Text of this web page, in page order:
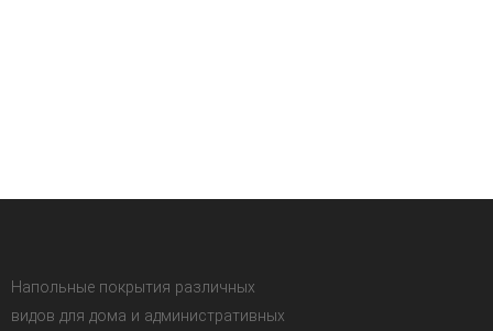
Напольные покрытия различных
видов для дома и административных